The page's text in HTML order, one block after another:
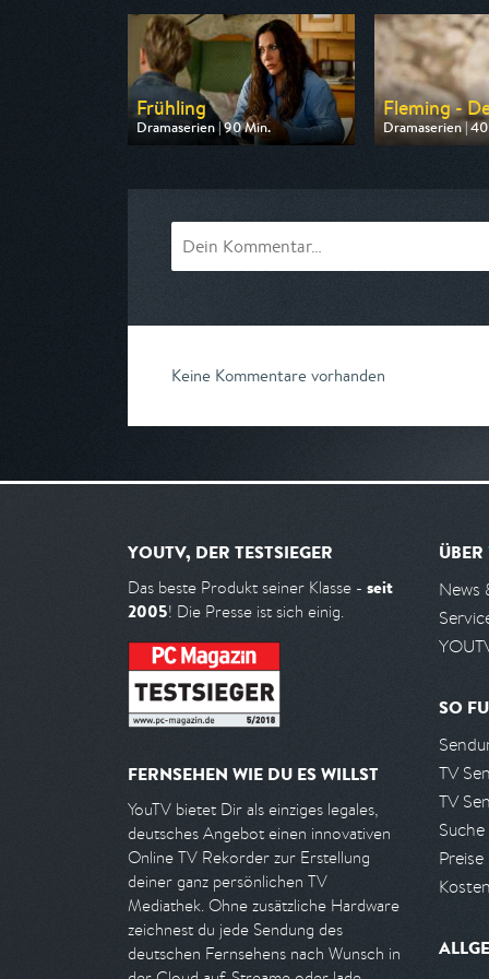
Frühling
Dramaserien | 90 Min.
Ausgestrahlt von ZDF
Fleming -
Dramaserien |
Ausgestrahlt
Keine Kommentare vorhanden
YOUTV, DER TESTSIEGER
Das beste Produkt seiner Klasse - seit
2005! Die Presse ist sich einig.
FERNSEHEN WIE DU ES WILLST
YouTV bietet Dir als einziges legales,
deutsches Angebot einen innovativen
Online TV Rekorder zur Erstellung
deiner ganz persönlichen TV
Mediathek. Ohne zusätzliche Hardware
zeichnest du jede Sendung des
deutschen Fernsehens nach Wunsch in
ÜBER
News
SO
TV
TV